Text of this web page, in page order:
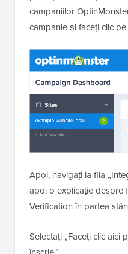
campaniilor
campanie și faceți clic
Apoi, navigați la fila
apoi o explicație despre
Verification în partea
Selectați „Faceți clic aici